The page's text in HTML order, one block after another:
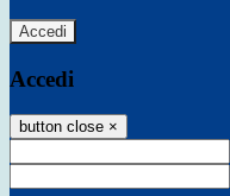
Accedi
Accedi
button close ×